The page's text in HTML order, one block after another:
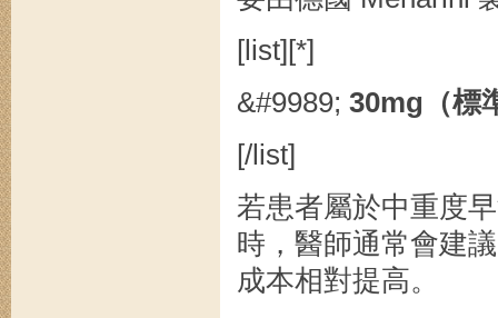
[list][*]
&#9989; 30mg（標
[/list]
若患者屬於中重度
時，醫師通常會建
成本相對提高。